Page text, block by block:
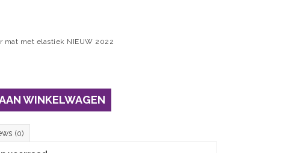
mat met elastiek NIEUW 2022
WINKELWAGEN
(0)